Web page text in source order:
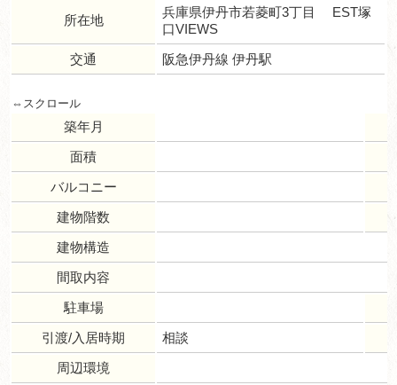
所在地
兵庫県伊丹市若菱町3丁目 EST塚
口VIEWS
交通
阪急伊丹線 伊丹駅
築年月
面積
バルコニー
建物階数
建物構造
間取内容
駐車場
引渡/入居時期
相談
周辺環境